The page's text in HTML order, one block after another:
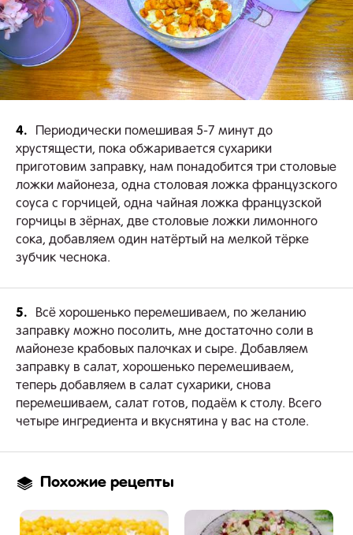
4.
Периодически помешивая 5-7 минут до
хрустящести, пока обжаривается сухарики
приготовим заправку, нам понадобится три столовые
ложки майонеза, одна столовая ложка французского
соуса с горчицей, одна чайная ложка французской
горчицы в зёрнах, две столовые ложки лимонного
сока, добавляем один натёртый на мелкой тёрке
зубчик чеснока.
5.
Всё хорошенько перемешиваем, по желанию
заправку можно посолить, мне достаточно соли в
майонезе крабовых палочках и сыре. Добавляем
заправку в салат, хорошенько перемешиваем,
теперь добавляем в салат сухарики, снова
перемешиваем, салат готов, подаём к столу. Всего
четыре ингредиента и вкуснятина у вас на столе.
Похожие рецепты